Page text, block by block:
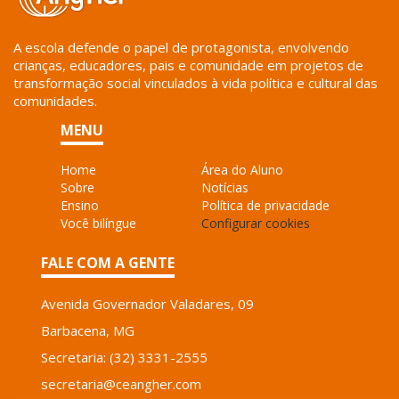
A escola defende o papel de protagonista, envolvendo
crianças, educadores, pais e comunidade em projetos de
transformação social vinculados à vida política e cultural das
comunidades.
MENU
Home
Sobre
Ensino
Você bilíngue
Área do Aluno
Notícias
Política de privacidade
Configurar cookies
FALE COM A GENTE
Avenida Governador Valadares, 09
Barbacena, MG
Secretaria: (32) 3331-2555
secretaria@ceangher.com